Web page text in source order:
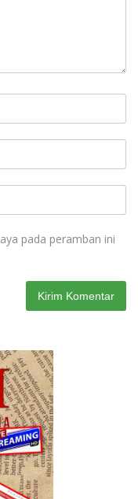
pada peramban ini